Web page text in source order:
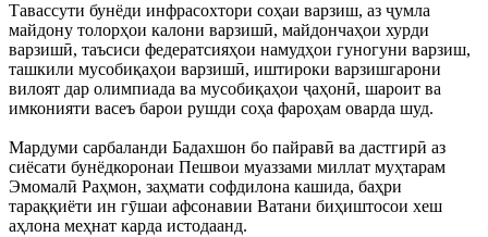
Тавассути бунёди инфрасохтори соҳаи варзиш, аз ҷумла
майдону толорҳои калони варзишӣ, майдончаҳои хурди
варзишӣ, таъсиси федератсияҳои намудҳои гуногуни варзиш,
ташкили мусобиқаҳои варзишӣ, иштироки варзишгарони
вилоят дар олимпиада ва мусобиқаҳои ҷаҳонӣ, шароит ва
имконияти васеъ барои рушди соҳа фароҳам оварда шуд.
Мардуми сарбаланди Бадахшон бо пайравӣ ва дастгирӣ аз
сиёсати бунёдкоронаи Пешвои муаззами миллат муҳтарам
Эмомалӣ Раҳмон, заҳмати софдилона кашида, баҳри
тараққиёти ин гӯшаи афсонавии Ватани биҳиштосои хеш
аҳлона меҳнат карда истодаанд.